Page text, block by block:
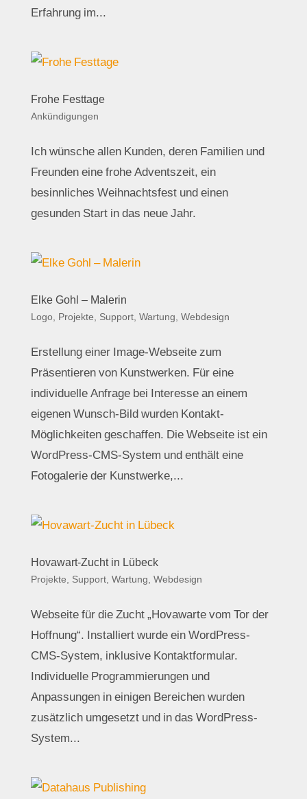
Erfahrung im...
Frohe Festtage
Ankündigungen
Ich wünsche allen Kunden, deren Familien und
Freunden eine frohe Adventszeit, ein
besinnliches Weihnachtsfest und einen
gesunden Start in das neue Jahr.
Elke Gohl – Malerin
Logo, Projekte, Support, Wartung, Webdesign
Erstellung einer Image-Webseite zum
Präsentieren von Kunstwerken. Für eine
individuelle Anfrage bei Interesse an einem
eigenen Wunsch-Bild wurden Kontakt-
Möglichkeiten geschaffen. Die Webseite ist ein
WordPress-CMS-System und enthält eine
Fotogalerie der Kunstwerke,...
Hovawart-Zucht in Lübeck
Projekte, Support, Wartung, Webdesign
Webseite für die Zucht „Hovawarte vom Tor der
Hoffnung“. Installiert wurde ein WordPress-
CMS-System, inklusive Kontaktformular.
Individuelle Programmierungen und
Anpassungen in einigen Bereichen wurden
zusätzlich umgesetzt und in das WordPress-
System...